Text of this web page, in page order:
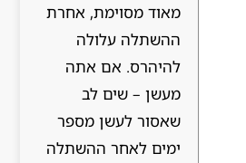
מאוד מסוימת, אחרת
ההשתלה עלולה
להיהרס. אם אתה
מעשן – שים לב
שאסור לעשן מספר
ימים לאחר ההשתלה